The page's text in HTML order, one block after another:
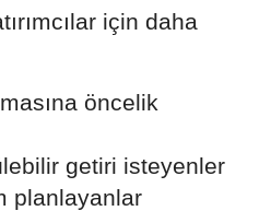
için daha
öncelik
getiri isteyenler
planlayanlar